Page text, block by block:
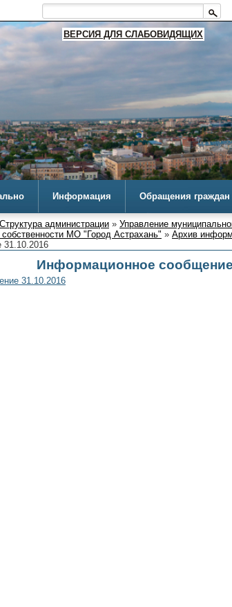
ВЕРСИЯ ДЛЯ СЛАБОВИДЯЩИХ
Информация Обращения граждан
Структура администрации » Управление
МО "Город Астрахань" » Архив
31.10.2016
Информационное сообщение
31.10.2016